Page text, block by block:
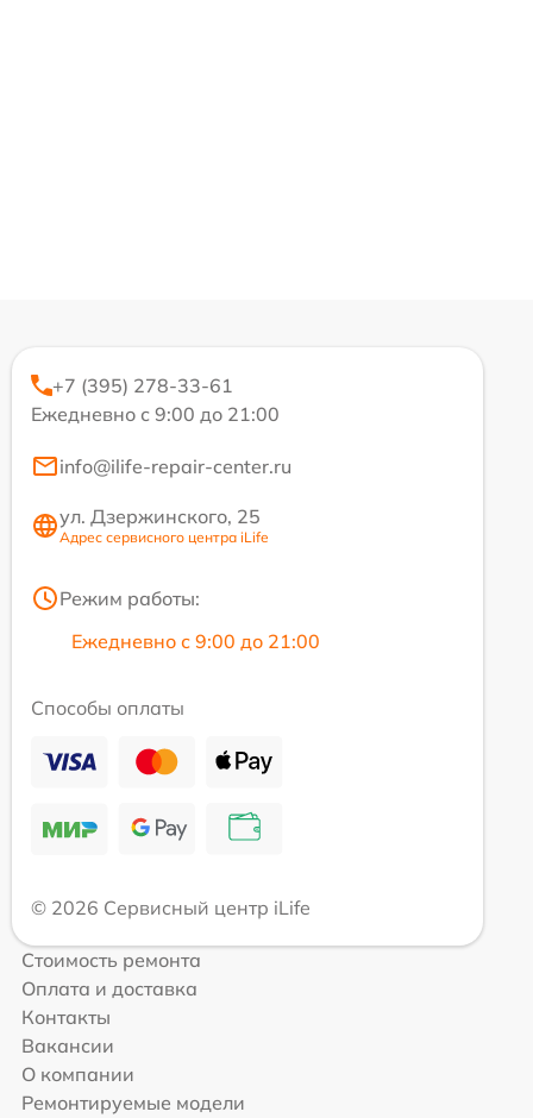
+7 (395) 278-33-61
Ежедневно с 9:00 до 21:00
info@ilife-repair-center.ru
ул. Дзержинского, 25
Адрес сервисного центра iLife
Режим работы:
Ежедневно с 9:00 до 21:00
Способы оплаты
© 2026 Сервисный центр iLife
Стоимость ремонта
Оплата и доставка
Контакты
Вакансии
О компании
Ремонтируемые модели